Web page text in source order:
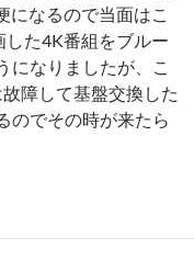
になるので当面はこ
した4K番組をブルー
になりましたが、こ
障して基盤交換した
のでその時が来たら